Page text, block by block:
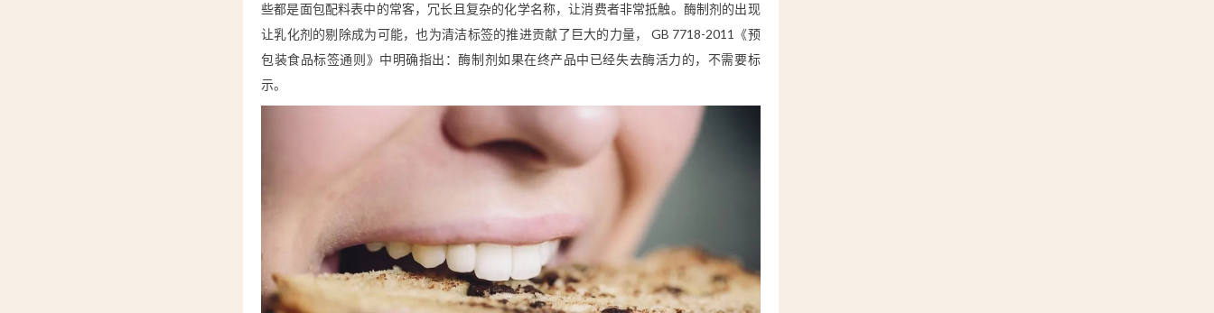
些都是面包配料表中的常客，冗长且复杂的化学名称，让消费者非常抵触。酶制剂的出现
让乳化剂的剔除成为可能，也为清洁标签的推进贡献了巨大的力量， GB 7718-2011《预
包装食品标签通则》中明确指出：酶制剂如果在终产品中已经失去酶活力的，不需要标
示。